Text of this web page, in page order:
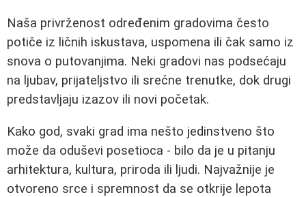
Naša privrženost određenim gradovima često
potiče iz ličnih iskustava, uspomena ili čak samo iz
snova o putovanjima. Neki gradovi nas podsećaju
na ljubav, prijateljstvo ili srećne trenutke, dok drugi
predstavljaju izazov ili novi početak.
Kako god, svaki grad ima nešto jedinstveno što
može da oduševi posetioca - bilo da je u pitanju
arhitektura, kultura, priroda ili ljudi. Najvažnije je
otvoreno srce i spremnost da se otkrije lepota